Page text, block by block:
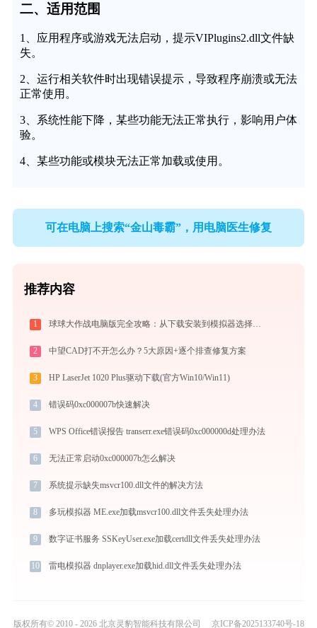
二、适用范围
1、应用程序或游戏无法启动，提示VIPlugins2.dll文件缺
失。
2、运行相关软件时出现错误提示，导致程序崩溃或无法
正常使用。
3、系统性能下降，某些功能无法正常执行，影响用户体
验。
4、某些功能或模块无法正常加载或使用。
可在电脑上搜索“金山毒霸”，用电脑医生修复
推荐内容
1 球球大作战电脑版完全攻略：从下载安装到模拟器选择，大屏冲分指南
2 中望CAD打不开怎么办？5大原因+逐个排查修复方案
3 HP LaserJet 1020 Plus驱动下载(官方Win10/Win11)
4 错误码0xc000007b快速解决
5 WPS Office错误报告 transerr.exe错误码0xc000000d处理办法
6 无法正常启动0xc000007b怎么解决
7 系统提示缺失msvcr100.dll文件的解决方法
8 多玩模拟器 ME.exe加载msvcr100.dll文件丢失处理办法
9 数字证书服务 SSKeyUser.exe加载certdll文件丢失处理办法
10 雷电模拟器 dnplayer.exe加载hid.dll文件丢失处理办法
版权所有© 2010 - 2026 北京灵豹智能科技有限公司 京ICP备2025133740号-18